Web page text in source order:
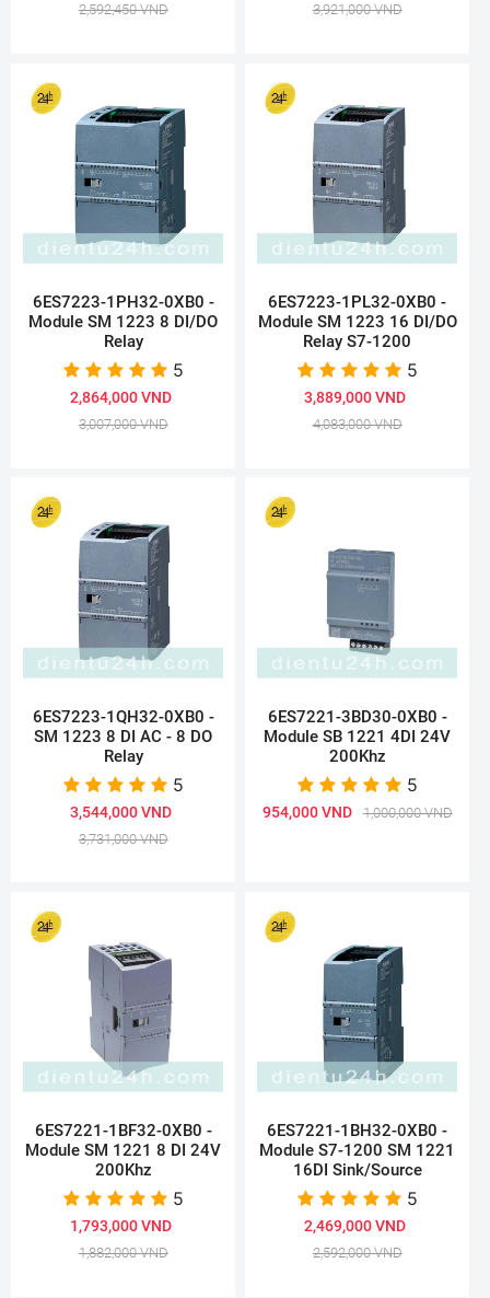
2,592,450 VND 3,921,000 VND
6ES7223-1PH32-0XB0 -
Module SM 1223 8 DI/DO
Relay
5
2,864,000 VND
3,007,000 VND
6ES7223-1PL32-0XB0 -
Module SM 1223 16 DI/DO
Relay S7-1200
5
3,889,000 VND
4,083,000 VND
6ES7223-1QH32-0XB0 -
SM 1223 8 DI AC - 8 DO
Relay
5
3,544,000 VND
3,731,000 VND
6ES7221-3BD30-0XB0 -
Module SB 1221 4DI 24V
200Khz
5
954,000 VND 1,000,000 VND
6ES7221-1BF32-0XB0 -
Module SM 1221 8 DI 24V
200Khz
5
1,793,000 VND
1,882,000 VND
6ES7221-1BH32-0XB0 -
Module S7-1200 SM 1221
16DI Sink/Source
5
2,469,000 VND
2,592,000 VND